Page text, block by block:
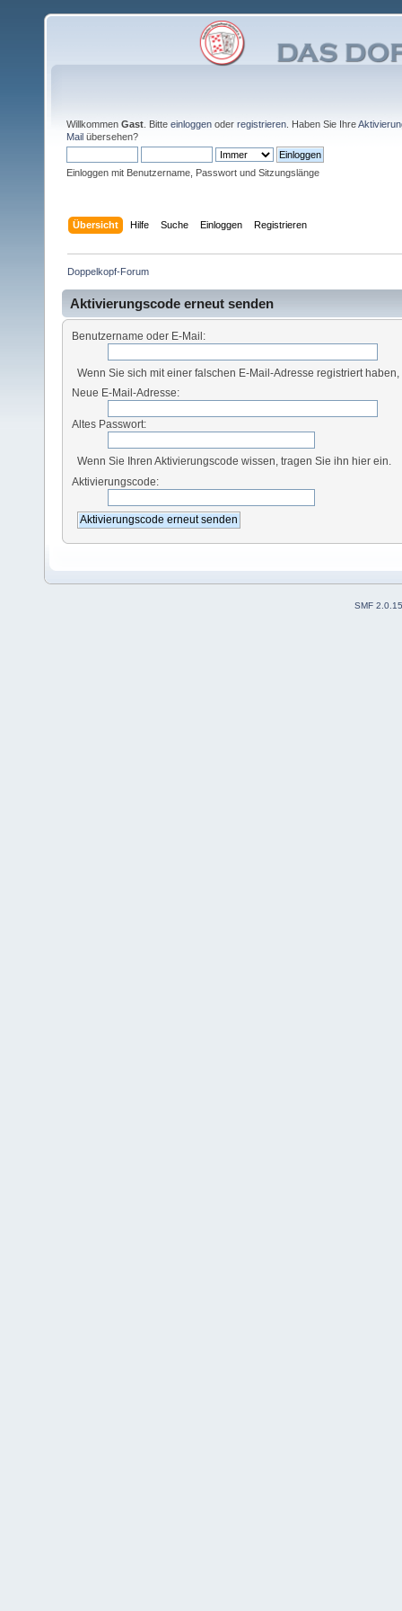
Willkommen Gast . Bitte einloggen oder registrieren . Haben Sie Ihre
Mail übersehen?
Einloggen mit Benutzername, Passwort und Sitzungslänge
Übersicht Hilfe Suche Einloggen Registrieren
Doppelkopf-Forum
Aktivierungscode erneut senden
Benutzername oder E-Mail:
Wenn Sie sich mit einer falschen E-Mail-Adresse registriert
Neue E-Mail-Adresse:
Altes Passwort:
Wenn Sie Ihren Aktivierungscode wissen, tragen Sie ihn hier ein.
Aktivierungscode:
SMF 2.0.15